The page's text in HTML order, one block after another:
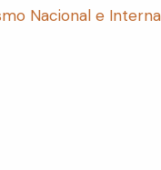
Nacional e